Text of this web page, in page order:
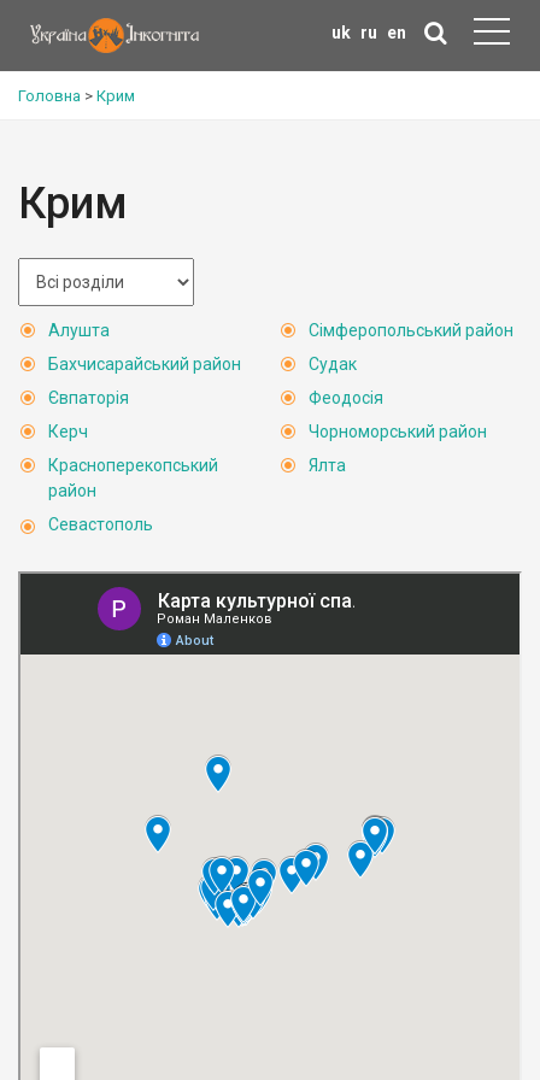
uk ru en
Головна > Крим
Крим
Алушта
Бахчисарайський район
Євпаторія
Керч
Красноперекопський
район
Севастополь
Сімферопольський район
Судак
Феодосія
Чорноморський район
Ялта